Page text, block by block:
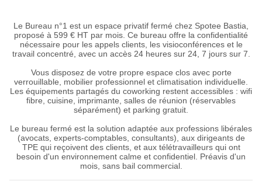
Le Bureau n°1 est un espace privatif fermé chez Spotee Bastia,
proposé à 599 € HT par mois. Ce bureau offre la confidentialité
nécessaire pour les appels clients, les visioconférences et le
travail concentré, avec un accès 24 heures sur 24, 7 jours sur 7.
Vous disposez de votre propre espace clos avec porte
verrouillable, mobilier professionnel et climatisation individuelle.
Les équipements partagés du coworking restent accessibles : wifi
fibre, cuisine, imprimante, salles de réunion (réservables
séparément) et parking gratuit.
Le bureau fermé est la solution adaptée aux professions libérales
(avocats, experts-comptables, consultants), aux dirigeants de
TPE qui reçoivent des clients, et aux télétravailleurs qui ont
besoin d'un environnement calme et confidentiel. Préavis d'un
mois, sans bail commercial.